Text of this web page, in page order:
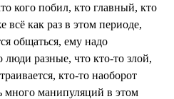
кого побил, кто главный, кто
всё как раз в этом периоде,
общаться, ему надо
люди разные, что кто-то злой,
кто-то наоборот
много манипуляций в этом